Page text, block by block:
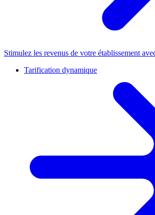
Stimulez les revenus de votre établissement
Tarification dynamique